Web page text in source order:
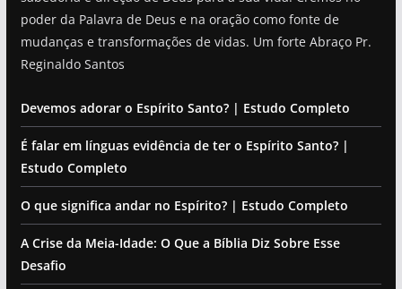
poder da Palavra de Deus e na oração como fonte de
mudanças e transformações de vidas. Um forte Abraço Pr.
Reginaldo Santos
Devemos adorar o Espírito Santo? | Estudo Completo
É falar em línguas evidência de ter o Espírito Santo? |
Estudo Completo
O que significa andar no Espírito? | Estudo Completo
A Crise da Meia-Idade: O Que a Bíblia Diz Sobre Esse
Desafio